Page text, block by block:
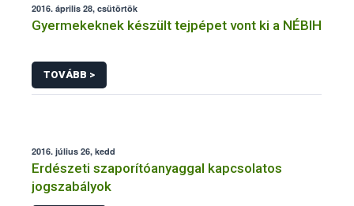
2016. április 28, csütörtök
Gyermekeknek készült tejpépet vont ki a NÉBIH
TOVÁBB >
2016. július 26, kedd
Erdészeti szaporítóanyaggal kapcsolatos
jogszabályok